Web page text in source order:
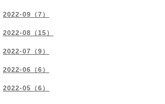
2022-09（7）
2022-08（15）
2022-07（9）
2022-06（6）
2022-05（6）